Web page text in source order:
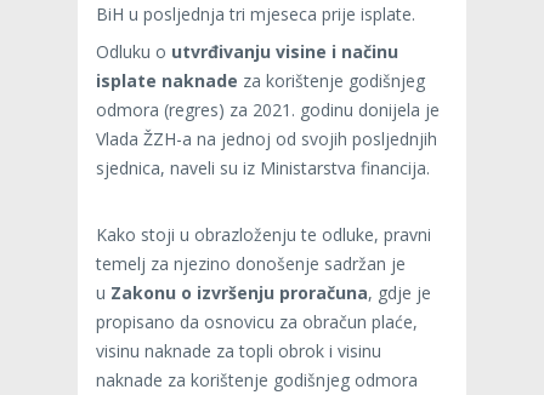
BiH u posljednja tri mjeseca prije isplate.
Odluku o utvrđivanju visine i načinu
isplate naknade za korištenje godišnjeg
odmora (regres) za 2021. godinu donijela je
Vlada ŽZH-a na jednoj od svojih posljednjih
sjednica, naveli su iz Ministarstva financija.
Kako stoji u obrazloženju te odluke, pravni
temelj za njezino donošenje sadržan je
u Zakonu o izvršenju proračuna, gdje je
propisano da osnovicu za obračun plaće,
visinu naknade za topli obrok i visinu
naknade za korištenje godišnjeg odmora